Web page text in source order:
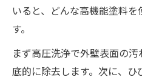
いると、どんな高機能塗料
す。
まず高圧洗浄で外壁表面の
底的に除去します。次に、